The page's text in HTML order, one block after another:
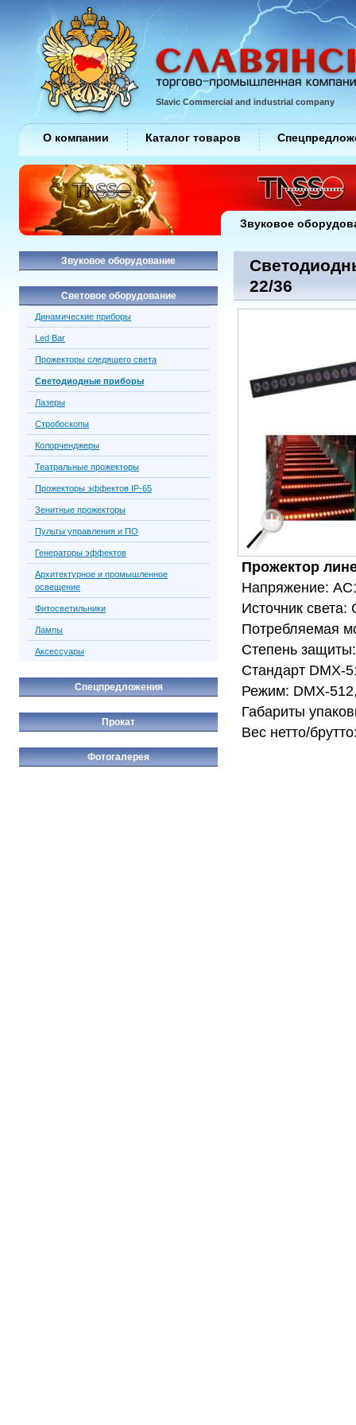
22/36
Прожектор
Напряжение:
Источник
Потребляемая
Степень
Стандарт DMX-
Режим: DMX-
Габариты
Вес нетто/
Звуковое оборудование
Световое оборудование
Динамические приборы
Led Bar
Прожекторы следящего света
Светодиодные приборы
Лазеры
Стробоскопы
Колорченджеры
Театральные прожекторы
Прожекторы эффектов IP-65
Зенитные прожекторы
Пульты управления и ПО
Генераторы эффектов
Архитектурное и промышленное
освещение
Фитосветильники
Лампы
Аксессуары
Спецпредложения
Прокат
Фотогалерея
Slavic Commercial and industrial company
О компании Каталог товаров
Звуковое